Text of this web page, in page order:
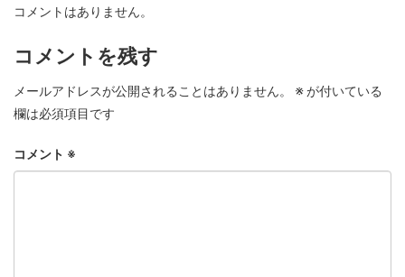
コメントはありません。
コメントを残す
メールアドレスが公開されることはありません。 ※が付いている
欄は必須項目です
コメント ※